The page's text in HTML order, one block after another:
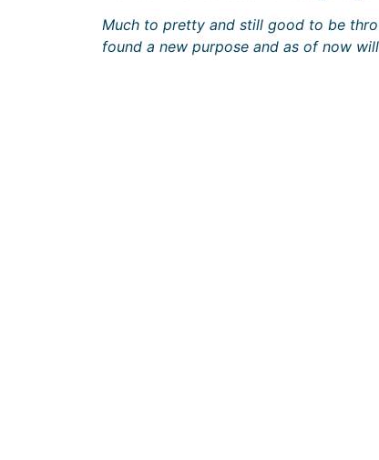
Much to pretty and still good to be
found a new purpose and as of now